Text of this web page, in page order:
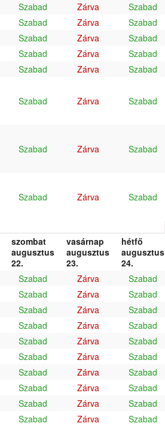
Szabad Zárva
Szabad
Szabad Zárva
Szabad
Szabad Zárva
Szabad
Szabad Zárva
Szabad
Szabad Zárva
Szabad
Szabad Zárva Szabad
Szabad Zárva Szabad
Szabad Zárva Szabad
szombat
augusztus
22.
vasárnap
augusztus
23.
hétfő
augusztus
24.
Szabad Zárva
Szabad
Szabad Zárva
Szabad
Szabad Zárva
Szabad
Szabad Zárva
Szabad
Szabad Zárva
Szabad
Szabad Zárva
Szabad
Szabad Zárva
Szabad
Szabad Zárva
Szabad
Szabad Zárva
Szabad
Szabad Zárva
Szabad